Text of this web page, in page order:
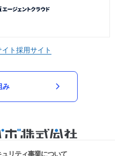
ト採用サイト
み
リティ事業について